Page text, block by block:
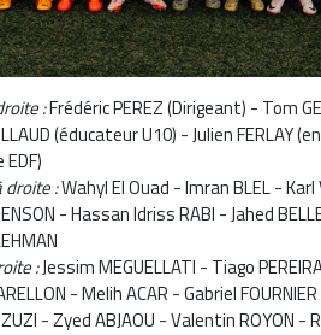
:Frédéric PEREZ (Dirigeant) - Tom
(éducateur U10) - Julien FERLAY
droite :Wahyl El Ouad - Imran BLEL - Karl
- Hassan Idriss RABI - Jahed
:Jessim MEGUELLATI - Tiago
- Melih ACAR - Gabriel
- Zyed ABJAOU - Valentin ROYON -